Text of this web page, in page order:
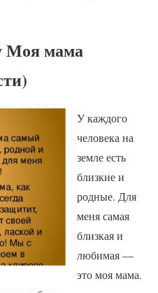
Моя мама
У каждого
человека на
земле есть
близкие и
родные. Для
меня самая
близкая и
любимая —
это моя мама.